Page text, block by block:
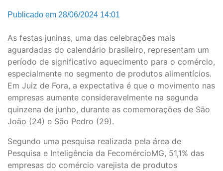
Publicado em 28/06/2024 14:01
As festas juninas, uma das celebrações mais
aguardadas do calendário brasileiro, representam um
período de significativo aquecimento para o comércio,
especialmente no segmento de produtos alimentícios.
Em Juiz de Fora, a expectativa é que o movimento nas
empresas aumente consideravelmente na segunda
quinzena de junho, durante as comemorações de São
João (24) e São Pedro (29).
Segundo uma pesquisa realizada pela área de
Pesquisa e Inteligência da FecomércioMG, 51,1% das
empresas do comércio varejista de produtos